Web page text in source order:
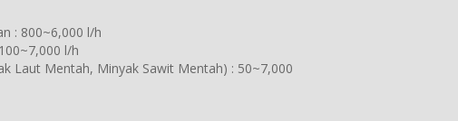
: 800~6,000 l/h
l/h
Laut Mentah, Minyak Sawit Mentah) : 50~7,000